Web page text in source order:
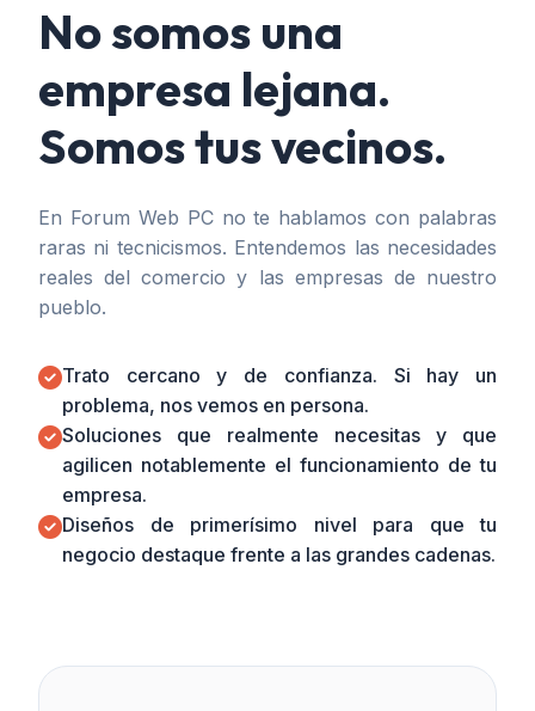
No somos una
empresa lejana.
Somos tus vecinos.
En Forum Web PC no te hablamos con palabras
raras ni tecnicismos. Entendemos las necesidades
reales del comercio y las empresas de nuestro
pueblo.
Trato cercano y de confianza. Si hay un
problema, nos vemos en persona.
Soluciones que realmente necesitas y que
agilicen notablemente el funcionamiento de tu
empresa.
Diseños de primerísimo nivel para que tu
negocio destaque frente a las grandes cadenas.